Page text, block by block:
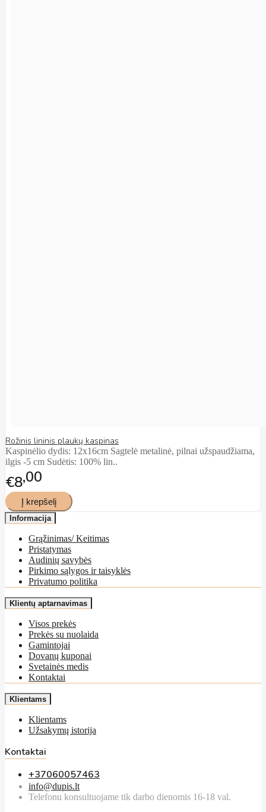
Rožinis lininis plaukų kaspinas
Kaspinėlio dydis: 12x16cm Sagtelė metalinė, pilnai užspaudžiama,
ilgis -5 cm Sudėtis: 100% lin..
€800
Informacija
Grąžinimas/ Keitimas
Pristatymas
Audinių savybės
Pirkimo sąlygos ir taisyklės
Privatumo politika
Klientų aptarnavimas
Visos prekės
Prekės su nuolaida
Gamintojai
Dovanų kuponai
Svetainės medis
Kontaktai
Klientams
Klientams
Užsakymų istorija
Kontaktai
+37060057463
info@dupis.lt
Telefonu konsultuojame tik darbo dienomis 16-18 val.